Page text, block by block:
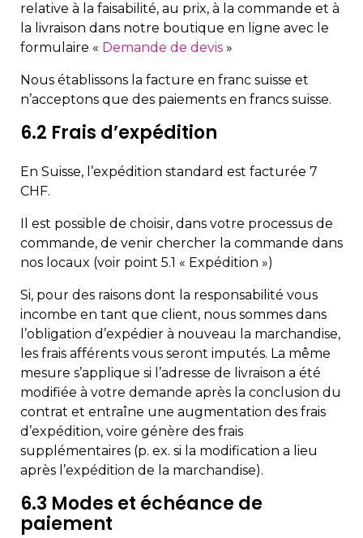
relative à la faisabilité, au prix, à la commande et à
la livraison dans notre boutique en ligne avec le
formulaire « Demande de devis »
Nous établissons la facture en franc suisse et
n’acceptons que des paiements en francs suisse.
6.2 Frais d’expédition
En Suisse, l’expédition standard est facturée 7
CHF.
Il est possible de choisir, dans votre processus de
commande, de venir chercher la commande dans
nos locaux (voir point 5.1 « Expédition »)
Si, pour des raisons dont la responsabilité vous
incombe en tant que client, nous sommes dans
l’obligation d’expédier à nouveau la marchandise,
les frais afférents vous seront imputés. La même
mesure s’applique si l’adresse de livraison a été
modifiée à votre demande après la conclusion du
contrat et entraîne une augmentation des frais
d’expédition, voire génère des frais
supplémentaires (p. ex. si la modification a lieu
après l’expédition de la marchandise).
6.3 Modes et échéance de
paiement